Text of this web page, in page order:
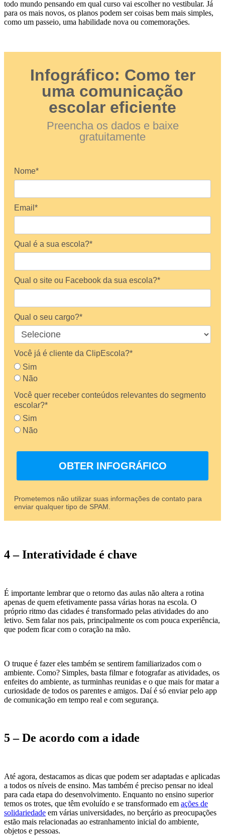
todo mundo pensando em qual curso vai escolher no vestibular. Já
para os mais novos, os planos podem ser coisas bem mais simples,
como um passeio, uma habilidade nova ou comemorações.
Infográfico: Como ter
uma comunicação
escolar eficiente
Preencha os dados e baixe
gratuitamente
Nome*
Email*
Qual é a sua escola?*
Qual o site ou Facebook da sua escola?*
Qual o seu cargo?*
Você já é cliente da ClipEscola?*
Sim
Não
Você quer receber conteúdos relevantes do segmento
escolar?*
Sim
Não
OBTER INFOGRÁFICO
Prometemos não utilizar suas informações de contato para
enviar qualquer tipo de SPAM.
4 – Interatividade é chave
É importante lembrar que o retorno das aulas não altera a rotina
apenas de quem efetivamente passa várias horas na escola. O
próprio ritmo das cidades é transformado pelas atividades do ano
letivo. Sem falar nos pais, principalmente os com pouca experiência,
que podem ficar com o coração na mão.
O truque é fazer eles também se sentirem familiarizados com o
ambiente. Como? Simples, basta filmar e fotografar as atividades, os
enfeites do ambiente, as turminhas reunidas e o que mais for matar a
curiosidade de todos os parentes e amigos. Daí é só enviar pelo app
de comunicação em tempo real e com segurança.
5 – De acordo com a idade
Até agora, destacamos as dicas que podem ser adaptadas e aplicadas
a todos os níveis de ensino. Mas também é preciso pensar no ideal
para cada etapa do desenvolvimento. Enquanto no ensino superior
temos os trotes, que têm evoluído e se transformado em ações de
solidariedade em várias universidades, no berçário as preocupações
estão mais relacionadas ao estranhamento inicial do ambiente,
objetos e pessoas.